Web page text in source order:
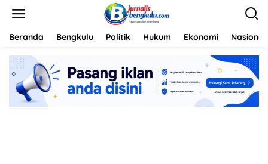
Beranda Bengkulu Politik Hukum Ekonomi Nasional